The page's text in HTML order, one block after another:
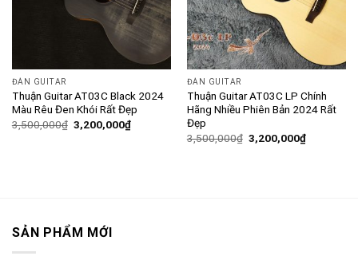
ĐÀN GUITAR
Thuận Guitar AT03C Black 2024
Màu Rêu Đen Khói Rất Đẹp
3,500,000₫ 3,200,000₫
ĐÀN GUITAR
Thuận Guitar AT03C LP Chính
Hãng Nhiều Phiên Bản 2024 Rất
Đẹp
3,500,000₫ 3,200,000₫
SẢN PHẨM MỚI